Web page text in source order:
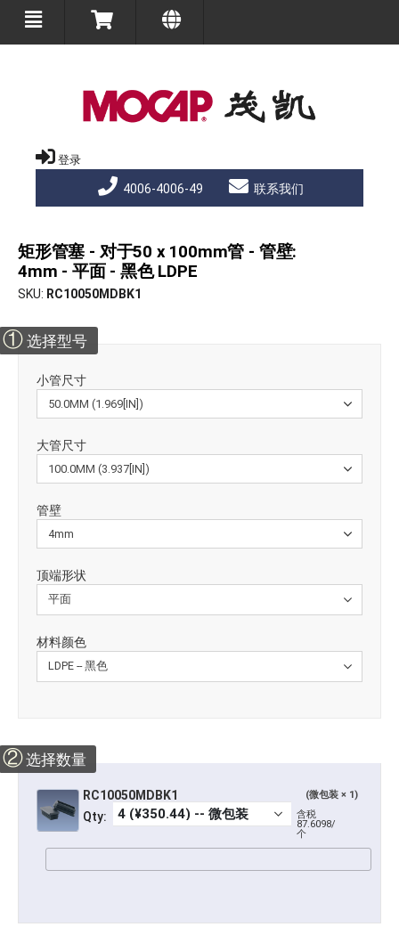
登录
4006-4006-49 联系我们
矩形管塞 - 对于50 x 100mm管 - 管壁:
4mm - 平面 - 黑色 LDPE
SKU RC10050MDBK1
① 选择型号
小管尺寸
大管尺寸
管壁
顶端形状
材料颜色
②选择数量
RC10050MDBK1 (微包装 × 1)
Qty:
含税
87.6098/
个